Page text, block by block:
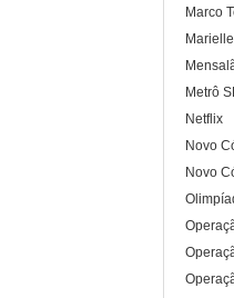
Marco
Metrô
Netflix
Novo
Novo